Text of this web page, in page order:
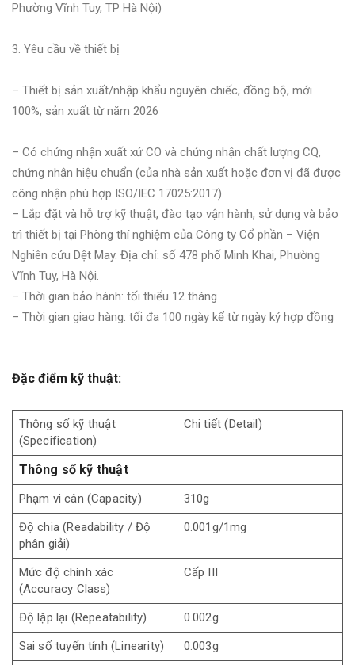
Phường Vĩnh Tuy, TP Hà Nội)
3. Yêu cầu về thiết bị
– Thiết bị sản xuất/nhập khẩu nguyên chiếc, đồng bộ, mới
100%, sản xuất từ năm 2026
– Có chứng nhận xuất xứ CO và chứng nhận chất lượng CQ,
chứng nhận hiệu chuẩn (của nhà sản xuất hoặc đơn vị đã được
công nhận phù hợp ISO/IEC 17025:2017)
– Lắp đặt và hỗ trợ kỹ thuật, đào tạo vận hành, sử dụng và bảo
trì thiết bị tại Phòng thí nghiệm của Công ty Cổ phần – Viện
Nghiên cứu Dệt May. Địa chỉ: số 478 phố Minh Khai, Phường
Vĩnh Tuy, Hà Nội.
– Thời gian bảo hành: tối thiểu 12 tháng
– Thời gian giao hàng: tối đa 100 ngày kể từ ngày ký hợp đồng
Đặc điểm kỹ thuật:
Thông số kỹ thuật
(Specification)
Chi tiết (Detail)
Thông số kỹ thuật
Phạm vi cân (Capacity)
310g
Độ chia (Readability / Độ
phân giải)
0.001g/1mg
Mức độ chính xác
(Accuracy Class)
Cấp III
Độ lặp lại (Repeatability)
0.002g
Sai số tuyến tính (Linearity)
0.003g